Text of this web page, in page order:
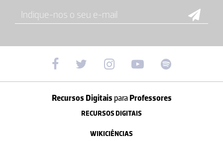
Recursos Digitais paraProfessores
RECURSOS DIGITAIS
WIKICIÊNCIAS